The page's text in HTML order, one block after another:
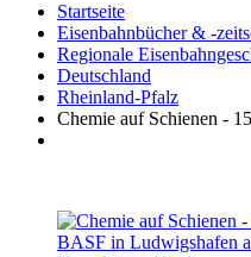
Startseite
Eisenbahnbücher & -
Regionale
Deutschland
Rheinland-Pfalz
Chemie auf Schienen -